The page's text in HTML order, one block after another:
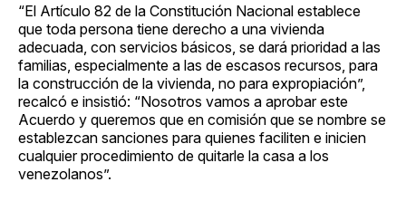
“El Artículo 82 de la Constitución Nacional establece
que toda persona tiene derecho a una vivienda
adecuada, con servicios básicos, se dará prioridad a las
familias, especialmente a las de escasos recursos, para
la construcción de la vivienda, no para expropiación”,
recalcó e insistió: “Nosotros vamos a aprobar este
Acuerdo y queremos que en comisión que se nombre se
establezcan sanciones para quienes faciliten e inicien
cualquier procedimiento de quitarle la casa a los
venezolanos”.